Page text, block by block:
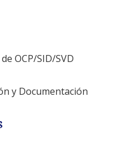
OCP/SID/SVD
y Documentación